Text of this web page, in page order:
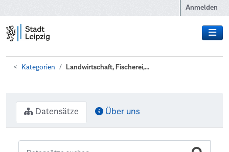
Anmelden
Kategorien Landwirtschaft, Fischerei,...
Datensätze Über uns